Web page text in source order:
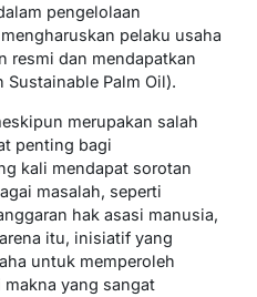
pengelolaan
pelaku usaha
resmi dan mendapatkan
Sustainable Palm Oil).
merupakan salah
penting bagi
kali mendapat sorotan
masalah, seperti
hak asasi manusia,
itu, inisiatif yang
untuk memperoleh
yang sangat